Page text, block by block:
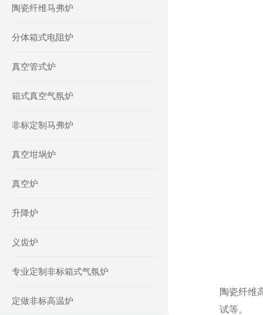
陶瓷纤维马弗炉
分体箱式电阻炉
真空管式炉
箱式真空气氛炉
非标定制马弗炉
真空坩埚炉
真空炉
升降炉
义齿炉
专业定制非标箱式气氛炉
定做非标高温炉
陶瓷纤维
试等。